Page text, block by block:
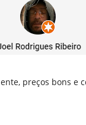
preços bons e